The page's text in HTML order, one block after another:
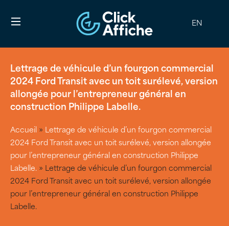
EN
Lettrage de véhicule d’un fourgon commercial
2024 Ford Transit avec un toit surélevé, version
allongée pour l’entrepreneur général en
construction Philippe Labelle.
Accueil » Lettrage de véhicule d’un fourgon commercial
2024 Ford Transit avec un toit surélevé, version allongée
pour l’entrepreneur général en construction Philippe
Labelle. » Lettrage de véhicule d’un fourgon commercial
2024 Ford Transit avec un toit surélevé, version allongée
pour l’entrepreneur général en construction Philippe
Labelle.